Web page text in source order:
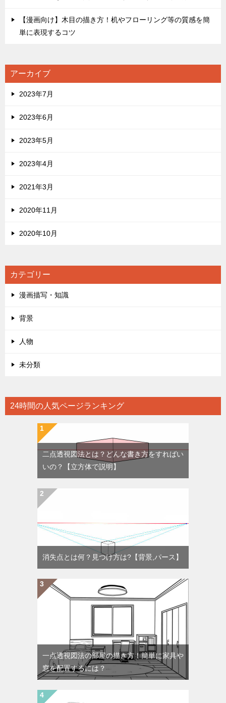
【漫画向け】木目の描き方！机やフローリング等の質感を簡
単に表現するコツ
アーカイブ
2023年7月
2023年6月
2023年5月
2023年4月
2021年3月
2020年11月
2020年10月
カテゴリー
漫画描写・知識
背景
人物
未分類
24時間の人気ページランキング
二点透視図法とは？どんな書き方をすればい
いの？【立方体で説明】
消失点とは何？見つけ方は?【背景,パース】
一点透視図法の部屋の描き方！簡単に家具や
窓を配置するには？